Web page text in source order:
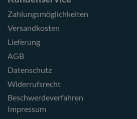
Zahlungsmöglichkeiten
Versandkosten
Lieferung
AGB
Datenschutz
Widerrufsrecht
Beschwerdeverfahren
Impressum